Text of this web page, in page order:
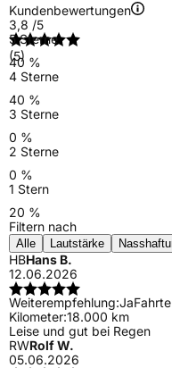
Kundenbewertungen
3,8 /5
(5)
5 Sterne
40 %
4 Sterne
40 %
3 Sterne
0 %
2 Sterne
0 %
1 Stern
20 %
Filtern nach
Alle Lautstärke
HBHans B.
12.06.2026
Weiterempfehlung:Ja
Kilometer:18.000 km
Leise und gut bei Regen
RWRolf W.
05.06.2026